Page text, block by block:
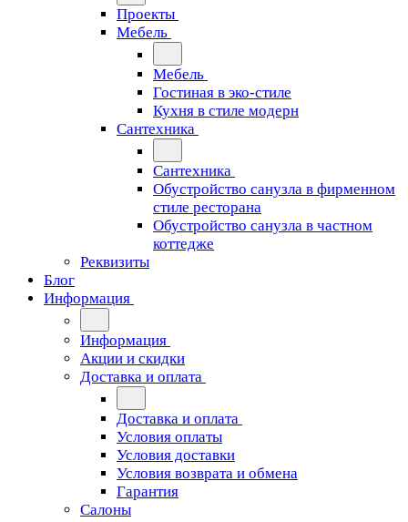
Проекты
Мебель
Мебель
Гостиная в эко-стиле
Кухня в стиле модерн
Сантехника
Сантехника
Обустройство санузла в фирменном
стиле ресторана
Обустройство санузла в частном
коттедже
Реквизиты
Блог
Информация
Информация
Акции и скидки
Доставка и оплата
Доставка и оплата
Условия оплаты
Условия доставки
Условия возврата и обмена
Гарантия
Салоны